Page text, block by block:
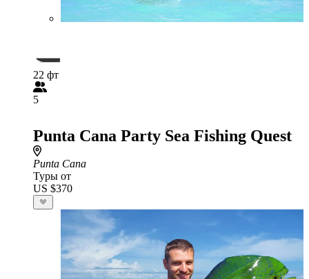
22 фт
5
Punta Cana Party Sea Fishing Quest
Punta Cana
Туры от
US $370